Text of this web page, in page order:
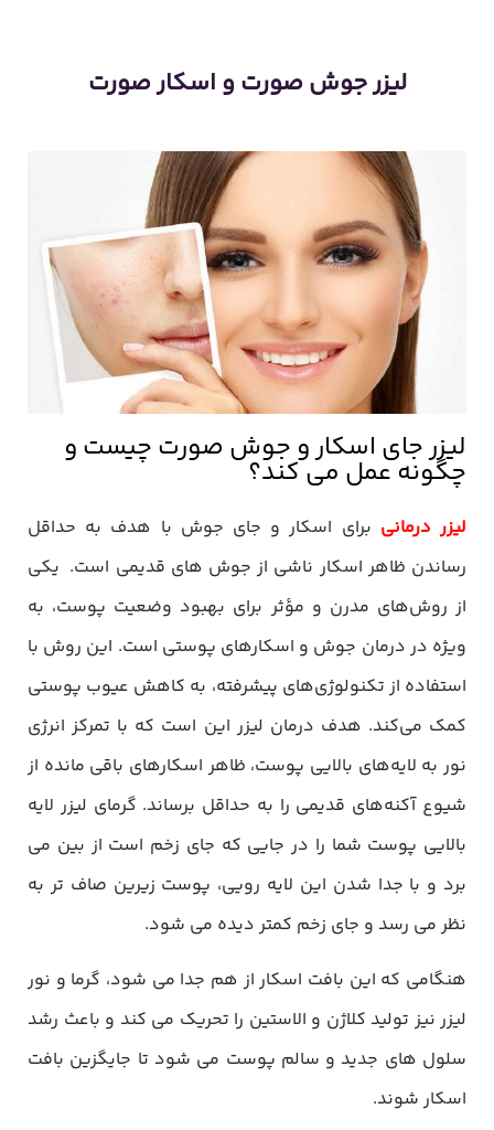
لیزر جوش صورت و اسکار صورت
لیزر جای اسکار و جوش صورت چیست و
چگونه عمل می کند؟
لیزر درمانی برای اسکار و جای جوش با هدف به حداقل
رساندن ظاهر اسکار ناشی از جوش های قدیمی است. یکی
از روش‌های مدرن و مؤثر برای بهبود وضعیت پوست، به
ویژه در درمان جوش و اسکارهای پوستی است. این روش با
استفاده از تکنولوژی‌های پیشرفته، به کاهش عیوب پوستی
کمک می‌کند. هدف درمان لیزر این است که با تمرکز انرژی
نور به لایه‌های بالایی پوست، ظاهر اسکارهای باقی مانده از
شیوع آکنه‌های قدیمی را به حداقل برساند. گرمای لیزر لایه
بالایی پوست شما را در جایی که جای زخم است از بین می
برد و با جدا شدن این لایه رویی، پوست زیرین صاف تر به
نظر می رسد و جای زخم کمتر دیده می شود.
هنگامی که این بافت اسکار از هم جدا می شود، گرما و نور
لیزر نیز تولید کلاژن و الاستین را تحریک می کند و باعث رشد
سلول های جدید و سالم پوست می شود تا جایگزین بافت
اسکار شوند.